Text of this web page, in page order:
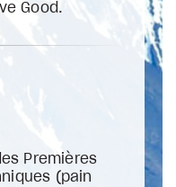
Good.
Premières
(pain